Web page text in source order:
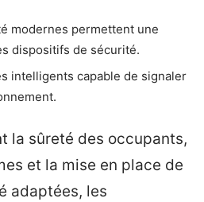
modernes permettent une
dispositifs de sécurité.
intelligents capable de signaler
la sûreté des occupants,
et la mise en place de
adaptées, les